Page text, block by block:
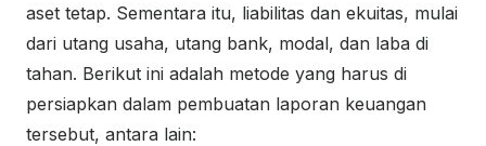
aset tetap. Sementara itu, liabilitas dan ekuitas, mulai
dari utang usaha, utang bank, modal, dan laba di
tahan. Berikut ini adalah metode yang harus di
persiapkan dalam pembuatan laporan keuangan
tersebut, antara lain: